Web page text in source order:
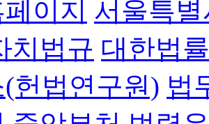
이지 서울특
치법규 대한법
헌법연구원) 법